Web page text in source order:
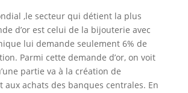
,le secteur qui détient la plus
d’or est celui de la bijouterie avec
lui demande seulement 6% de
Parmi cette demande d’or, on voit
partie va à la création de
aux achats des banques centrales. En